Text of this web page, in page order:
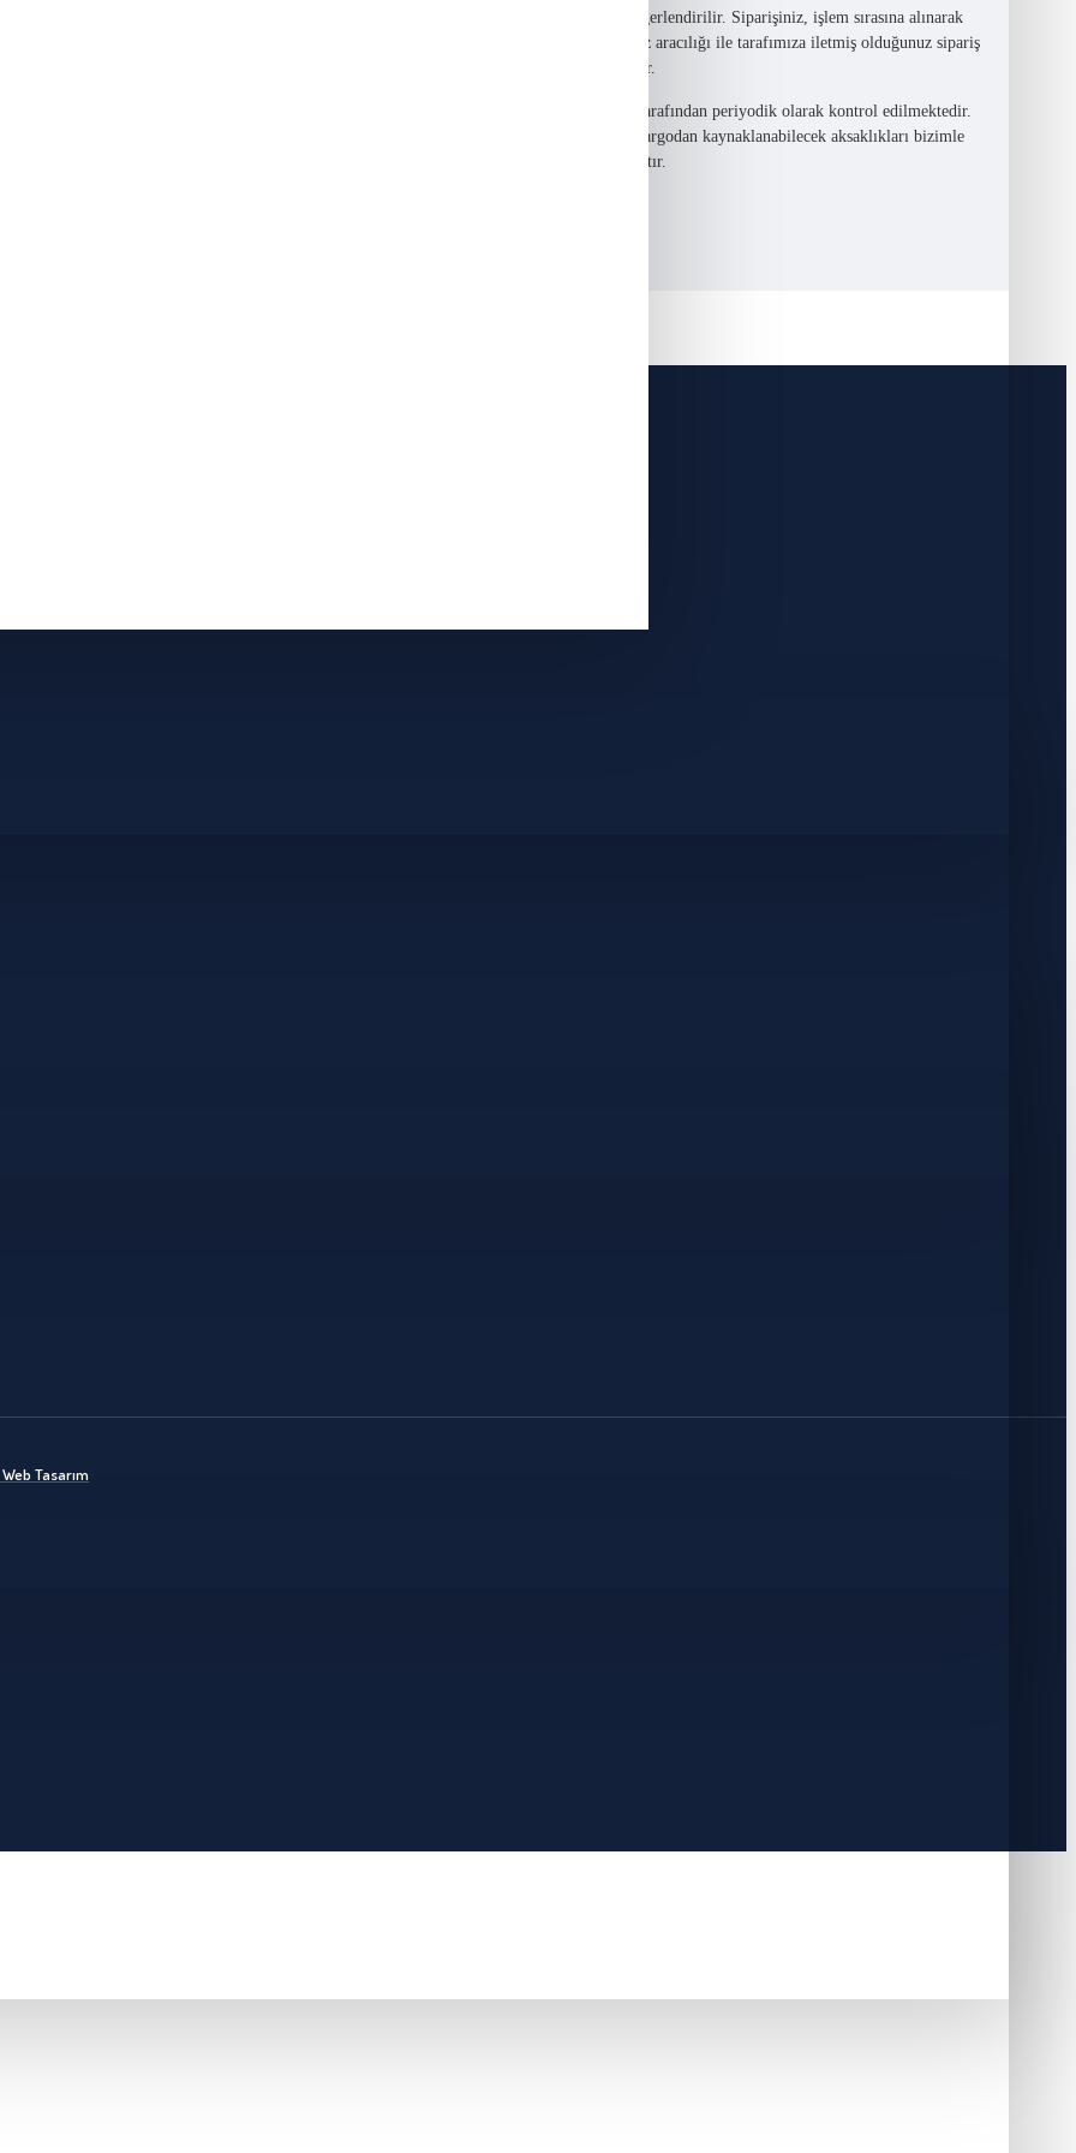
belli saatlerde kontrol edilmektedir. Saat 14:00'den sonra verilen siparişler ertesi gün değerlendirilir. Siparişiniz, işlem sırasına alınarak
paralel olarak kullanılan alternatif yöntemlerle gerçekleştirilmektedir. Sipariş formumuz aracılığı ile tarafımıza iletmiş olduğunuz sipariş
ve ek olarak hem iş yerimize hem hizmet sunucumuza e-posta yolu ile aktarılmaktadır.
soruna karşı veritabanımız ve e-posta kutularımız hem tarafımızca hem hizmet sunucumuz tarafından periyodik olarak kontrol edilmektedir.
yanında açarak siparişinizi kontrol etmeyi unutmayınız. Herhangi bir yanlışlık veya kargodan kaynaklanabilecek aksaklıkları bizimle
dolayı yaşanabilecek olumsuz durumlarda firmamız tarafından gereken hizmet sağlanacaktır.
Tasarım